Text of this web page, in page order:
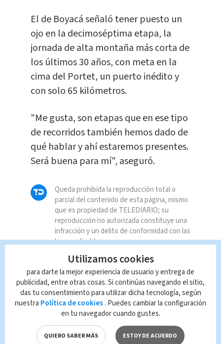
El de Boyacá señaló tener puesto un
ojo en la decimoséptima etapa, la
jornada de alta montaña más corta de
los últimos 30 años, con meta en la
cima del Portet, un puerto inédito y
con solo 65 kilómetros.
"Me gusta, son etapas que en ese tipo
de recorridos también hemos dado de
qué hablar y ahí estaremos presentes.
Será buena para mí", aseguró.
Queda prohibida la reproducción total o
parcial del contenido de esta página, mismo
que es propiedad de TELEDIARIO; su
reproducción no autorizada constituye una
infracción y un delito de conformidad con las
leyes aplicables.
Utilizamos cookies
para darte la mejor experiencia de usuario y entrega de
publicidad, entre otras cosas. Si continúas navegando el sitio,
das tu consentimiento para utilizar dicha tecnología, según
nuestra Política de cookies . Puedes cambiar la configuración
en tu navegador cuando gustes.
QUIERO SABER MÁS ESTOY DE ACUERDO